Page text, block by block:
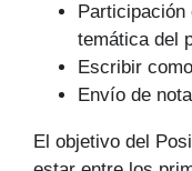
temática del
Escribir
Envío de
El objetivo del